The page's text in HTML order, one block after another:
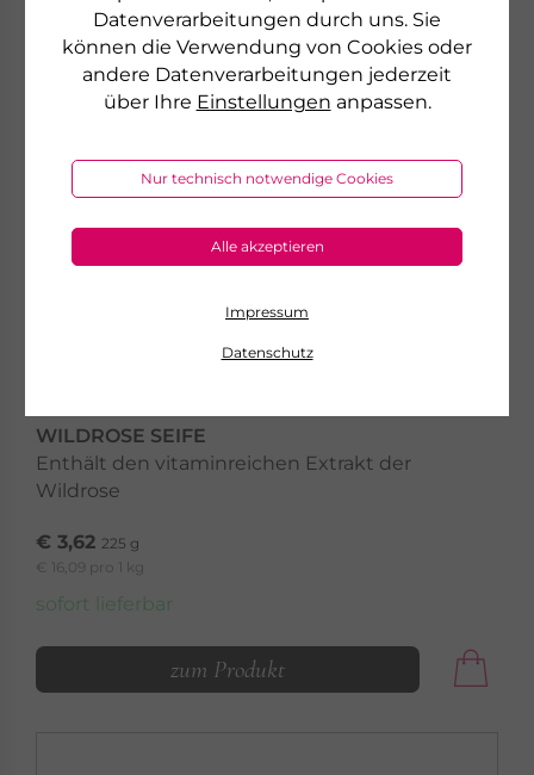
Datenverarbeitungen durch uns. Sie
können die Verwendung von Cookies oder
andere Datenverarbeitungen jederzeit
über Ihre Einstellungen anpassen.
Nur technisch notwendige Cookies
Alle akzeptieren
Impressum
Datenschutz
WILDROSE SEIFE
Enthält den vitaminreichen Extrakt der
Wildrose
€ 3,62 225 g
€ 16,09 pro 1 kg
sofort lieferbar
zum Produkt